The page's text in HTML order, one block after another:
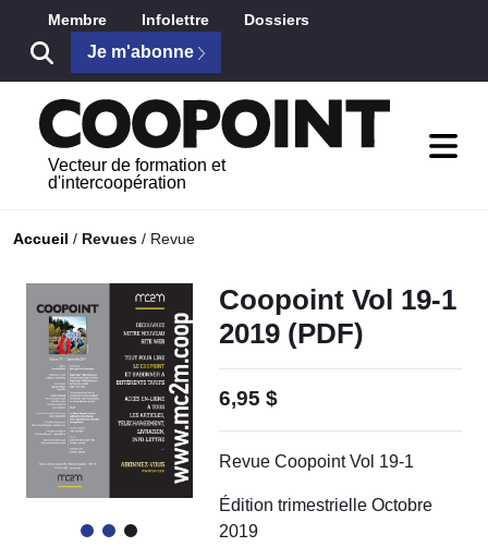
Saut au contenu principal
Membre Infolettre Dossiers
Je m'abonne
Vecteur de formation et
d'intercoopération
Accueil / Revues / Revue
Coopoint Vol 19-1
2019 (PDF)
6,95 $
Revue Coopoint Vol 19-1
Édition trimestrielle Octobre
2019